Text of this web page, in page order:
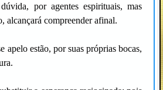
por agentes espirituais, mas
alcançará compreender afinal.
apelo estão, por suas próprias bocas,